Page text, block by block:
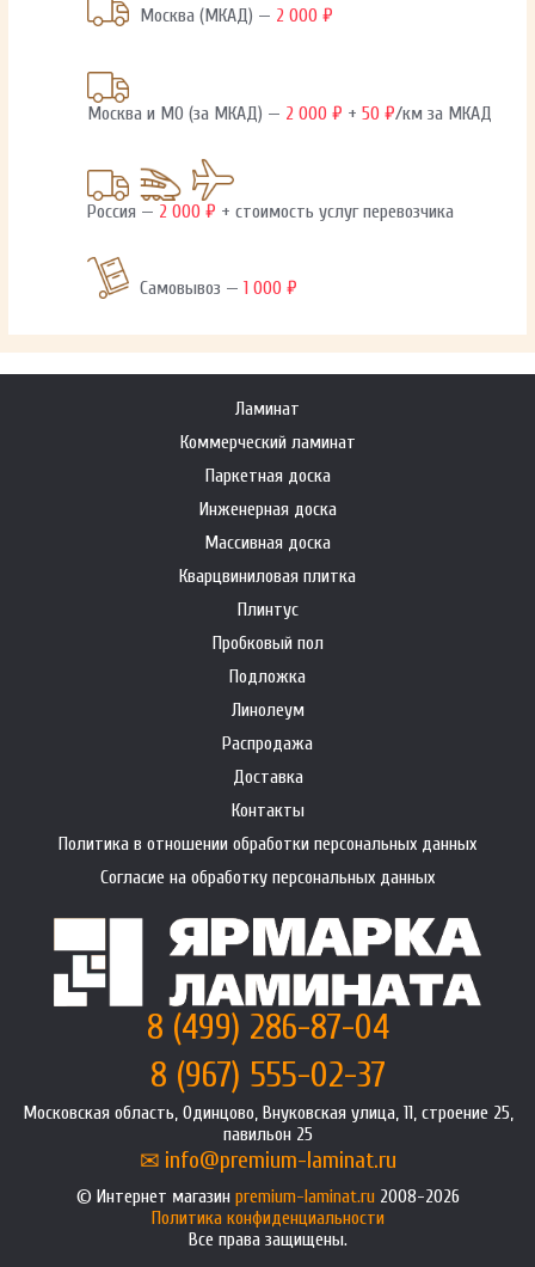
Москва (МКАД) — 2 000 ₽
Москва и МО (за МКАД) — 2 000 ₽ +50 ₽/км за МКАД
Россия — 2 000 ₽ + стоимость услуг перевозчика
Самовывоз —1 000 ₽
Ламинат
Коммерческий ламинат
Паркетная доска
Инженерная доска
Массивная доска
Кварцвиниловая плитка
Плинтус
Пробковый пол
Подложка
Линолеум
Распродажа
Доставка
Контакты
Политика в отношении обработки персональных данных
Согласие на обработку персональных данных
8 (499) 286-87-04
8 (967) 555-02-37
Московская область, Одинцово, Внуковская улица, 11, строение 25,
павильон 25
info@premium-laminat.ru
Интернет магазин premium-laminat.ru2008-2026
Политика конфиденциальности
Все права защищены.